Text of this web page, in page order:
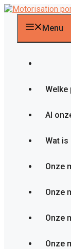
Ga
naar
Menu
Al
Wat
Onze
Onze
Onze
Onze